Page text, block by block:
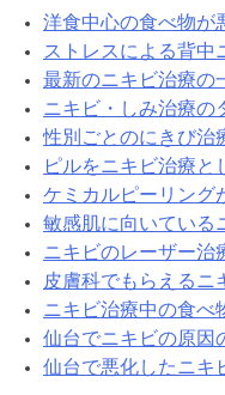
洋食中心の食べ物が
ストレスによる背中
最新のニキビ治療の
ニキビ・しみ治療の
性別ごとのにきび治
ピルをニキビ治療と
ケミカルピーリング
敏感肌に向いている
ニキビのレーザー治
皮膚科でもらえるニ
ニキビ治療中の食べ
仙台でニキビの原因
仙台で悪化したニキ